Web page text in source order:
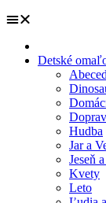
Detské
Hudba
Jar a
Jeseň
Kvety
Leto